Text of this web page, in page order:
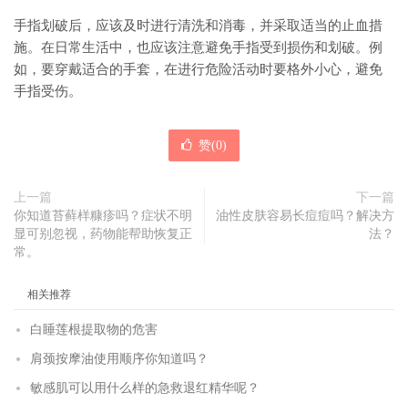
手指划破后，应该及时进行清洗和消毒，并采取适当的止血措
施。在日常生活中，也应该注意避免手指受到损伤和划破。例
如，要穿戴适合的手套，在进行危险活动时要格外小心，避免
手指受伤。
赞(0)
上一篇
你知道苔藓样糠疹吗？症状不明
显可别忽视，药物能帮助恢复正
常。
下一篇
油性皮肤容易长痘痘吗？解决方
法？
相关推荐
白睡莲根提取物的危害
肩颈按摩油使用顺序你知道吗？
敏感肌可以用什么样的急救退红精华呢？